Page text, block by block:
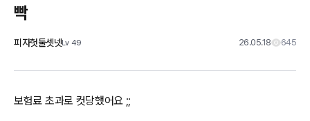
빡
피자헛둘셋넷Lv 49 26.05.18 645
보험료 초과로 컷당했어요 ;;